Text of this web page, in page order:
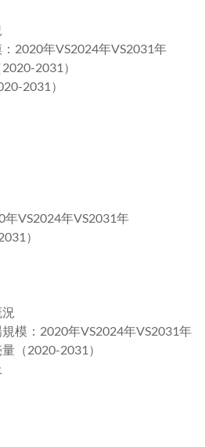
2020年VS2024年VS2031年
2031）
2031）
VS2024年VS2031年
）
模：2020年VS2024年VS2031年
（2020-2031）